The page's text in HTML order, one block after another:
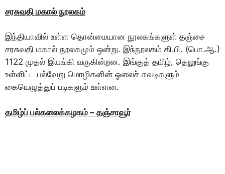
சரசுவதி மகால் நூலகம்
இந்தியாவில் உள்ள தொன்மையான நூலகங்களுள் தஞ்சை
சரசுவதி மகால் நூலகமும் ஒன்று. இந்நூலகம் கி.பி. (பொ.ஆ.)
1122 முதல் இயங்கி வருகின்றன. இங்குத் தமிழ், தெலுங்கு
உள்ளிட்ட பல்வேறு மொழிகளின் ஓலைச் சுவடிகளும்
கையெழுத்துப் படிகளும் உள்ளன.
தமிழ்ப் பல்கலைக்கழகம் – தஞ்சாவூர்